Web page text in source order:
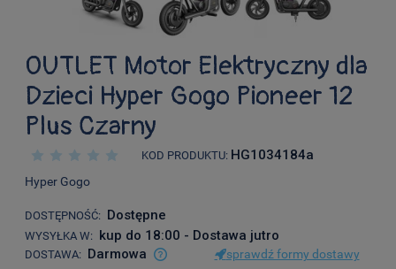
OUTLET Motor Elektryczny dla
Dzieci Hyper Gogo Pioneer 12
Plus Czarny
KOD PRODUKTU: HG1034184a
Hyper Gogo
DOSTĘPNOŚĆ: Dostępne
WYSYŁKA W: kup do 18:00 - Dostawa jutro
DOSTAWA: Darmowa sprawdź formy dostawy